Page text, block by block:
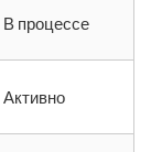
В процессе
Активно